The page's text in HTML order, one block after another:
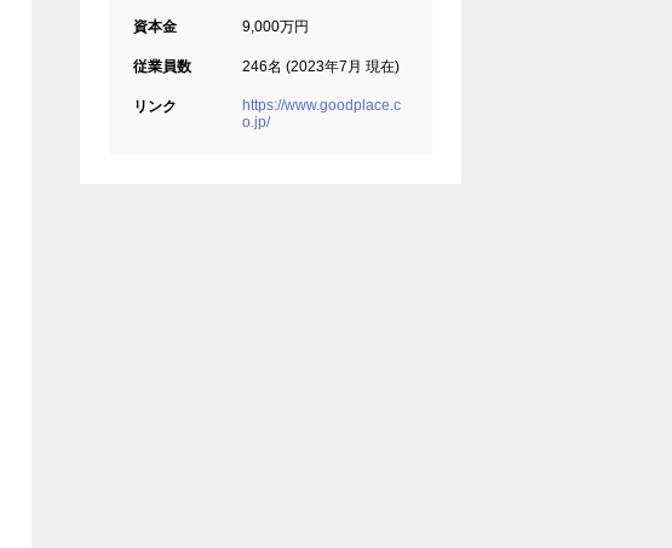
資本金 9,000万円
従業員数 246名 (2023年7月 現在)
リンク
https://www.goodplace.c
o.jp/